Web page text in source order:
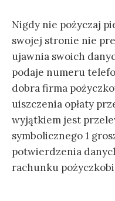
Nigdy nie pożyczaj
swojej stronie nie
ujawnia swoich
podaje numeru
dobra firma
uiszczenia opłaty
wyjątkiem jest
symbolicznego 1
potwierdzenia
rachunku